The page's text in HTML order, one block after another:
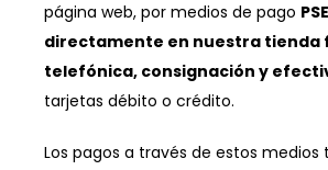
página web, por medios de pago
directamente en nuestra tienda
telefónica, consignación y
tarjetas débito o crédito.
Los pagos a través de estos